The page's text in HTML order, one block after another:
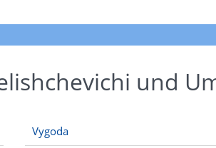
und
Vygoda